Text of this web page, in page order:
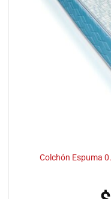
Colchón Espuma